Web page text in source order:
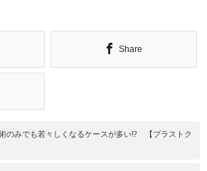
Share
のみでも若々しくなるケースが多い⁉ 【プラストク